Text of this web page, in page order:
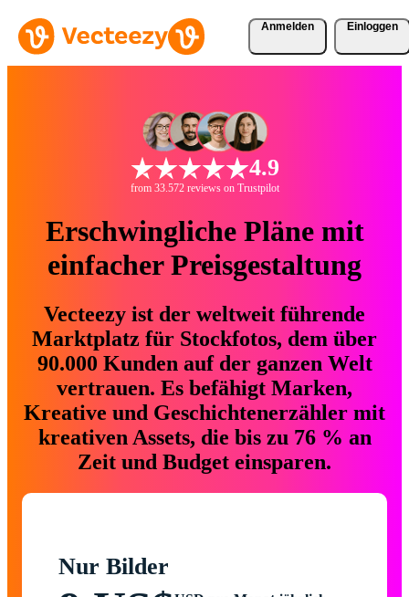
Anmelden Einloggen
4.9
from 33.572 reviews on Trustpilot
Erschwingliche Pläne mit
einfacher Preisgestaltung
Vecteezy ist der weltweit führende
Marktplatz für Stockfotos, dem über
90.000 Kunden auf der ganzen Welt
vertrauen. Es befähigt Marken,
Kreative und Geschichtenerzähler mit
kreativen Assets, die bis zu 76 % an
Zeit und Budget einsparen.
Nur Bilder